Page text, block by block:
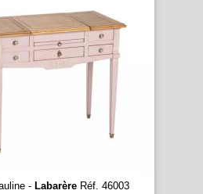
- LabarèreRéf. 46003